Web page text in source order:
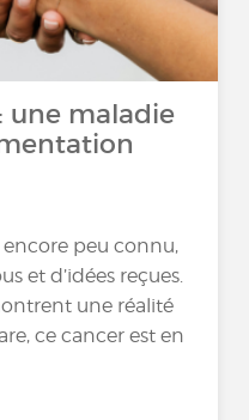
une maladie
encore peu connu,
et d’idées reçues.
une réalité
ce cancer est en